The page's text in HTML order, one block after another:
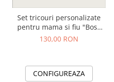
Set tricouri personalizate
pentru mama si fiu "Boss
lady, Boss baby"
130,00 RON
CONFIGUREAZA